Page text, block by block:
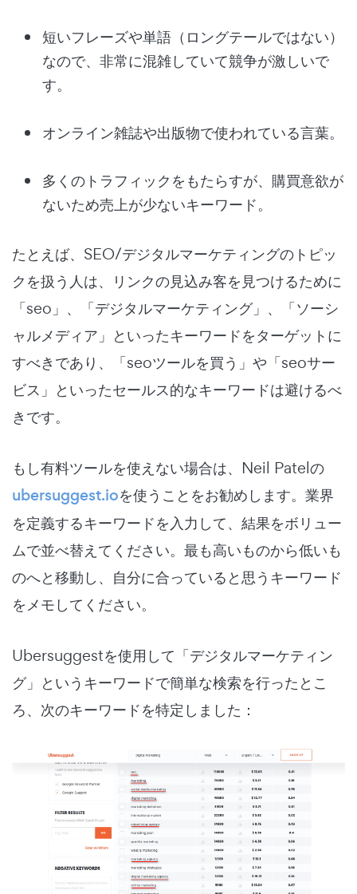
短いフレーズや単語（ロングテールではない）
なので、非常に混雑していて競争が激しいで
す。
オンライン雑誌や出版物で使われている言葉。
多くのトラフィックをもたらすが、購買意欲が
ないため売上が少ないキーワード。
たとえば、SEO/デジタルマーケティングのトピッ
クを扱う人は、リンクの見込み客を見つけるために
「seo」、「デジタルマーケティング」、「ソーシ
ャルメディア」といったキーワードをターゲットに
すべきであり、「seoツールを買う」や「seoサー
ビス」といったセールス的なキーワードは避けるべ
きです。
もし有料ツールを使えない場合は、Neil Patelの
ubersuggest.ioを使うことをお勧めします。業界
を定義するキーワードを入力して、結果をボリュー
ムで並べ替えてください。最も高いものから低いも
のへと移動し、自分に合っていると思うキーワード
をメモしてください。
Ubersuggestを使用して「デジタルマーケティン
グ」というキーワードで簡単な検索を行ったとこ
ろ、次のキーワードを特定しました：